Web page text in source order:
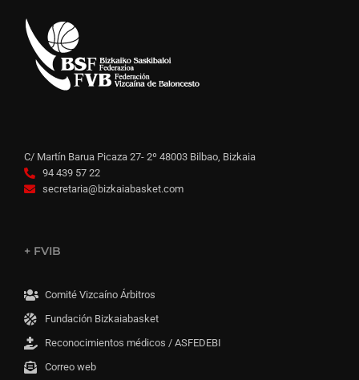
C/ Martín Barua Picaza 27- 2º 48003 Bilbao, Bizkaia
94 439 57 22
secretaria@bizkaiabasket.com
+ FVIB
Comité Vizcaíno Árbitros
Fundación Bizkaiabasket
Reconocimientos médicos / ASFEDEBI
Correo web